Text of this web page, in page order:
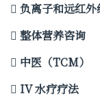
负离子和远红
整体营养咨询
中医（TCM）
IV 水疗疗法